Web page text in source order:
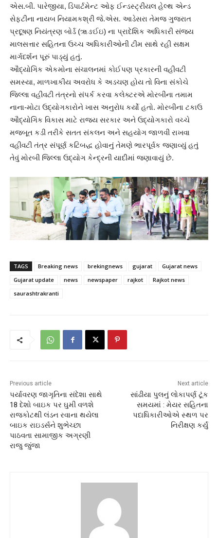
એસ.બી. પારેજીયા, ડિપાર્ટમેન્ટ ઓફ ઈન્ડસ્ટ્રીયલ હેલ્થ એન્ડ
સેફ્ટીના નાયબ નિયામકશ્રી જે.એસ. આડેસરા તેમજ ગુજરાત
પ્રદૂષણ નિયંત્રણ બોર્ડ (ૠઙઈઇ) ના પ્રાદેશિક અધિકારી સંજય
માલસત્તાર સહિતના ઉચ્ચ અધિકારીઓની ટીમ સાથે રહી સક્ષમ
માર્ગદર્શન પૂરું પાડ્યું હતું.
ઔદ્યોગિક એકમોના સંચાલનમાં કોઈપણ પ્રકારની વહીવટી
સમસ્યા, માળખાકીય અવરોધ કે અડચણ હોય તો વિના સંકોચે
જિલ્લા વહીવટી તંત્રનો સંપર્ક કરવા કલેક્ટરએ મોરબીના તમામ
નાના-મોટા ઉદ્યોગકારોને ખાસ અનુરોધ કર્યો હતો. મોરબીના ટકાઉ
ઔદ્યોગિક વિકાસ માટે રાજ્ય સરકાર અને ઉદ્યોગકારો વચ્ચે
મજબૂત કડી તરીકે સતત સંકલન અને સહયોગ જાળવી રાખવા
વહીવટી તંત્ર સંપૂર્ણ કટિબદ્ધ હોવાનું તેમણે ભારપૂર્વક જણાવ્યું હતું
તેવું મોરબી જિલ્લા ઉદ્યોગ કેન્દ્રની યાદીમાં જણાવાયું છે.
TAGS Breaking news brekingnews gujarat
Gujarat news
Gujarat update
news newspaper rajkot
Rajkot news
saurashtrakranti
Previous article
પર્યાવરણ જાગૃતિના સંદેશા સાથે
18 દેશો બાઇક પર ઘુમી વળશે
રાજકોટથી લંડન રવાના થયેલા
બાઇક રાઇડર્સને શુભેચ્છા
પાઠવતા સામાજીક અગ્રણી
રાજુ જુંજા
Next article
સાંઢીયા પુલનું લોકાપર્ણ ટૂંક
સમયમાં : મેયર સહિતના
પદાધિકારીઓએ સ્થળ પર
નિરીક્ષણ કર્યું